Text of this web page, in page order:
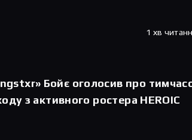
1 хв
Бойє оголосив про
з активного ростера HEROIC